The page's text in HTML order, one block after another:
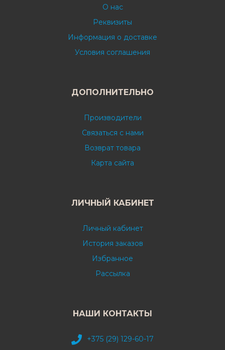
О нас
Реквизиты
Информация о доставке
Условия соглашения
ДОПОЛНИТЕЛЬНО
Производители
Связаться с нами
Возврат товара
Карта сайта
ЛИЧНЫЙ КАБИНЕТ
Личный кабинет
История заказов
Избранное
Рассылка
НАШИ КОНТАКТЫ
+375 (29) 129-60-17